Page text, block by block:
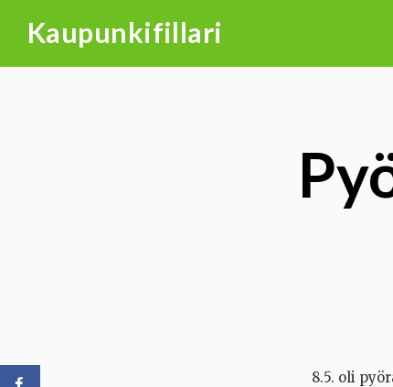
Kaupunkifillari
8.5. oli